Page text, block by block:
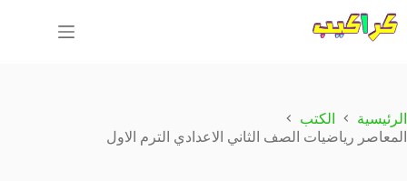
إلى
المحتوى
الرئيسية
الكتب
المعاصر رياضيات الصف الثاني الاعدادي الترم الاول